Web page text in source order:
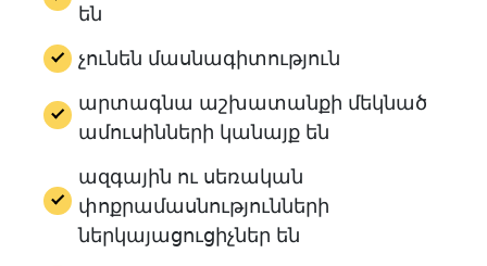
են
չունեն մասնագիտություն
արտագնա աշխատանքի մեկնած
ամուսինների կանայք են
ազգային ու սեռական
փոքրամասնությունների
ներկայացուցիչներ են